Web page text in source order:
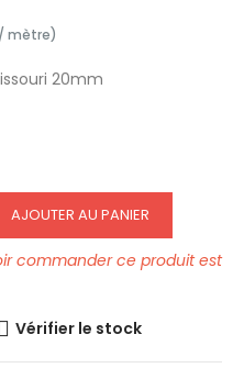
mètre)
20mm
AJOUTER AU PANIER
commander ce produit est
Vérifier le stock